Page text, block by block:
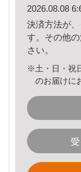
2026.08.08
決済方法が
す。その他
さい。
※土・日・祝
のお届けに